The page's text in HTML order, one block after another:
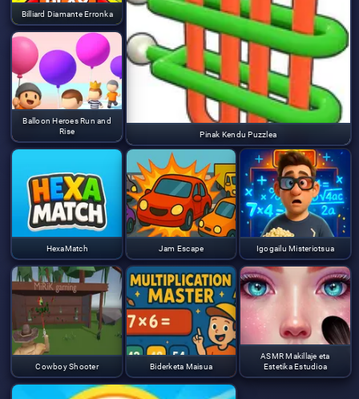
Billiard Diamante Erronka
Pinak Kendu Puzzlea
Balloon Heroes Run and
Rise
HexaMatch Jam Escape Igogailu Misteriotsua
Cowboy Shooter Biderketa Maisua
ASMR Makillaje eta
Estetika Estudioa